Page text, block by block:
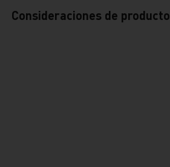
Consideraciones de producto